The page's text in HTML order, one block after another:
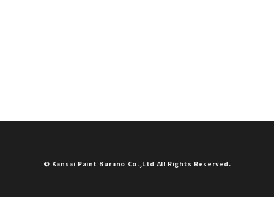
© Kansai Paint Burano Co.,Ltd All Rights Reserved.